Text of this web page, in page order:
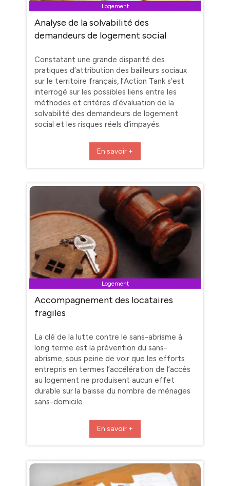
Logement
Analyse de la solvabilité des
demandeurs de logement social
Constatant une grande disparité des
pratiques d’attribution des bailleurs sociaux
sur le territoire français, l’Action Tank s’est
interrogé sur les possibles liens entre les
méthodes et critères d’évaluation de la
solvabilité des demandeurs de logement
social et les risques réels d’impayés.
En savoir +
Logement
Accompagnement des locataires
fragiles
La clé de la lutte contre le sans-abrisme à
long terme est la prévention du sans-
abrisme, sous peine de voir que les efforts
entrepris en termes l’accélération de l’accès
au logement ne produisent aucun effet
durable sur la baisse du nombre de ménages
sans-domicile.
En savoir +